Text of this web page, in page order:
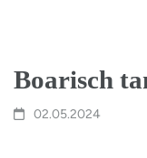
Boarisch
02.05.2024